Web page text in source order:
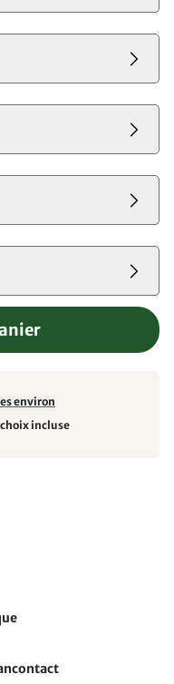
environ
incluse